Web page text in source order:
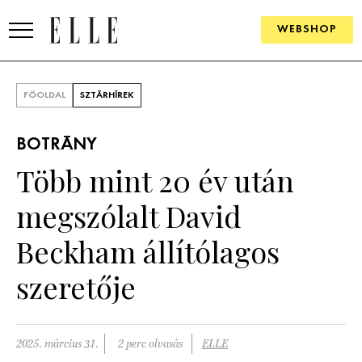
WEBSHOP
SZÉPSÉG
KULTÚRA
PÁRKAPCSOLAT
FŐOLDAL SZTÁRHÍREK
BOTRÁNY
Több mint 20 év után
megszólalt David
Beckham állítólagos
szeretője
2025. március 31. 2 perc olvasás ELLE